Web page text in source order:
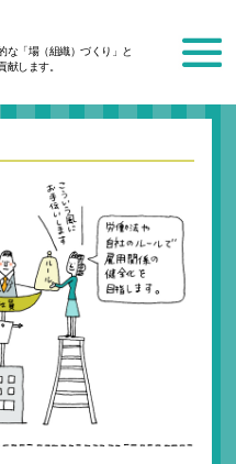
な「場（組織）づくり」と
献します。